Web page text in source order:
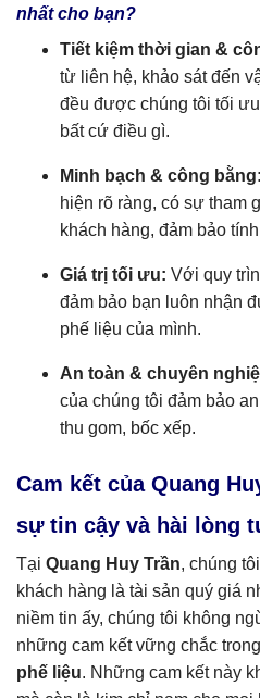
nhất cho bạn?
Tiết kiệm thời gian &
từ liên hệ, khảo sát đến
đều được chúng tôi tối
bất cứ điều gì.
Minh bạch & công bằng:
hiện rõ ràng, có sự tham
khách hàng, đảm bảo
Giá trị tối ưu: Với quy
đảm bảo bạn luôn nhận
phế liệu của mình.
An toàn & chuyên
của chúng tôi đảm bảo
thu gom, bốc xếp.
Cam kết của Quang
sự tin cậy và hài lòng
Tại Quang Huy Trần, chúng
khách hàng là tài sản quý giá
niềm tin ấy, chúng tôi không
những cam kết vững chắc
phế liệu. Những cam kết này